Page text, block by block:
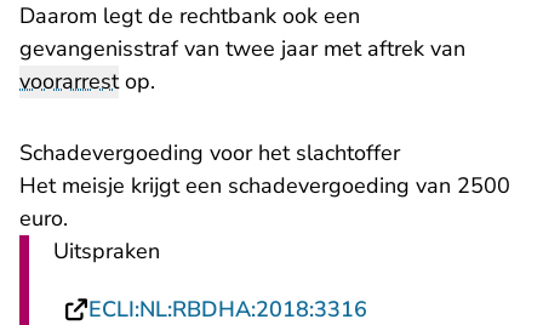
Daarom legt de rechtbank ook een
gevangenisstraf van twee jaar met aftrek van
voorarrestop.
Schadevergoeding voor het slachtoffer
Het meisje krijgt een schadevergoeding van 2500
euro.
Uitspraken
ECLI:NL:RBDHA:2018:3316